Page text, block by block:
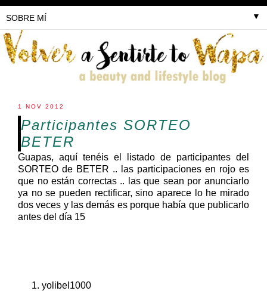
▼
1 NOV 2012
Participantes SORTEO
BETER
Guapas, aquí tenéis el listado de participantes del
SORTEO de BETER .. las participaciones en rojo es
que no están correctas .. las que sean por anunciarlo
ya no se pueden rectificar, sino aparece lo he mirado
dos veces y las demás es porque había que publicarlo
antes del día 15
yolibel1000